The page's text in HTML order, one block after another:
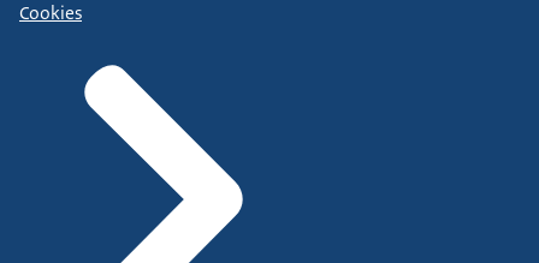
Cookies